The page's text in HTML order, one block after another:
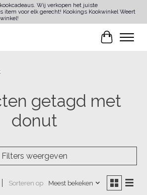
Wij verkopen het juiste
item voor elk gerecht! Kookings Kookwinkel Weert
getagd met
donut
Filters weergeven
Sorteren op Meest bekeken